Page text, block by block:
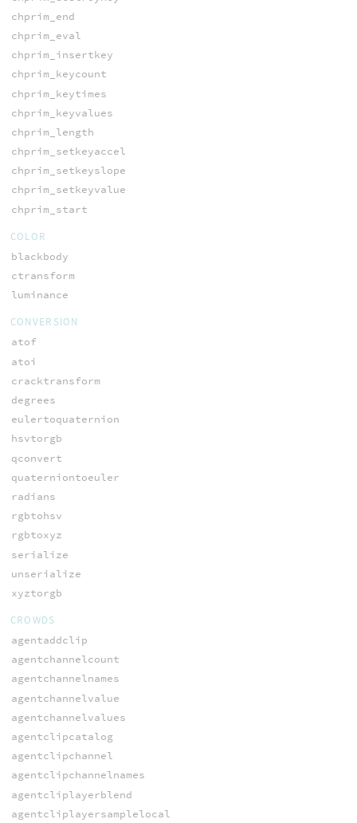
chprim_end
chprim_eval
chprim_insertkey
chprim_keycount
chprim_keytimes
chprim_keyvalues
chprim_length
chprim_setkeyaccel
chprim_setkeyslope
chprim_setkeyvalue
chprim_start
COLOR
blackbody
ctransform
luminance
CONVERSION
atof
atoi
cracktransform
degrees
eulertoquaternion
hsvtorgb
qconvert
quaterniontoeuler
radians
rgbtohsv
rgbtoxyz
serialize
unserialize
xyztorgb
CROWDS
agentaddclip
agentchannelcount
agentchannelnames
agentchannelvalue
agentchannelvalues
agentclipcatalog
agentclipchannel
agentclipchannelnames
agentcliplayerblend
agentcliplayersamplelocal